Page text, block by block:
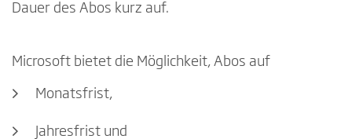
Dauer des Abos kurz auf.
Microsoft bietet die Möglichkeit, Abos auf
Monatsfrist,
Jahresfrist und